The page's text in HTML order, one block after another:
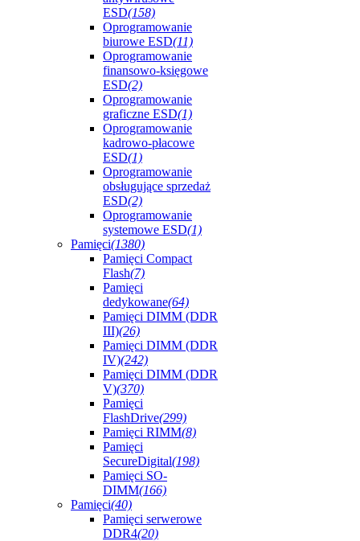
ESD(158)
Oprogramowanie
biurowe ESD(11)
Oprogramowanie
finansowo-księgowe
ESD(2)
Oprogramowanie
graficzne ESD(1)
Oprogramowanie
kadrowo-płacowe
ESD(1)
Oprogramowanie
obsługujące sprzedaż
ESD(2)
Oprogramowanie
systemowe ESD(1)
Pamięci(1380)
Pamięci Compact
Flash(7)
Pamięci
dedykowane(64)
Pamięci DIMM (DDR
III)(26)
Pamięci DIMM (DDR
IV)(242)
Pamięci DIMM (DDR
V)(370)
Pamięci
FlashDrive(299)
Pamięci RIMM(8)
Pamięci
SecureDigital(198)
Pamięci SO-
DIMM(166)
Pamięci(40)
Pamięci serwerowe
DDR4(20)